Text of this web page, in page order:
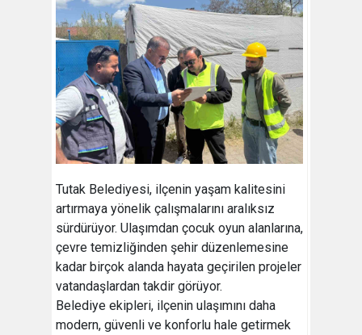
Tutak Belediyesi, ilçenin yaşam kalitesini
artırmaya yönelik çalışmalarını aralıksız
sürdürüyor. Ulaşımdan çocuk oyun alanlarına,
çevre temizliğinden şehir düzenlemesine
kadar birçok alanda hayata geçirilen projeler
vatandaşlardan takdir görüyor.
Belediye ekipleri, ilçenin ulaşımını daha
modern, güvenli ve konforlu hale getirmek